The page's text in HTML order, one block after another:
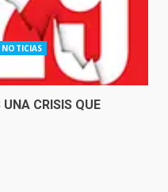
NOTICIAS
CRISIS QUE